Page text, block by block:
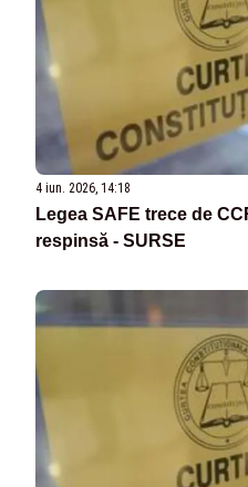
4 iun. 2026, 14:18
Legea SAFE trece de
respinsă - SURSE